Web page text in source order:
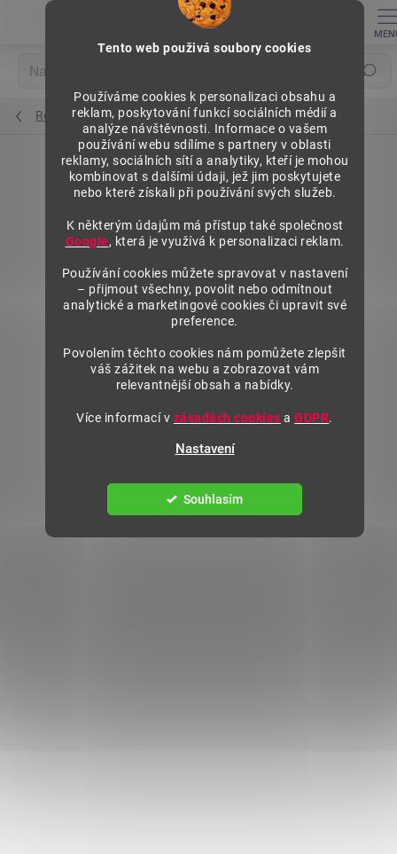
Tento web použivá soubory cookies
Používáme cookies k personalizaci obsahu a
reklam, poskytování funkcí sociálních médií a
analýze návštěvnosti. Informace o vašem
používání webu sdílíme s partnery v oblasti
reklamy, sociálních sítí a analytiky, kteří je mohou
kombinovat s dalšími údaji, jež jim poskytujete
nebo které získali při používání svých služeb.
K některým údajům má přístup také společnost
Google, která je využívá k personalizaci reklam.
Používání cookies můžete spravovat v nastavení
– přijmout všechny, povolit nebo odmítnout
analytické a marketingové cookies či upravit své
preference.
Povolením těchto cookies nám pomůžete zlepšit
váš zážitek na webu a zobrazovat vám
relevantnější obsah a nabídky.
Více informací v zásadách cookies aGDPR.
Nastavení
Souhlasím
Hledat
Regály výška 1972 mm, základní moduly